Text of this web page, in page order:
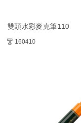
雙頭水彩麥克筆110
160410